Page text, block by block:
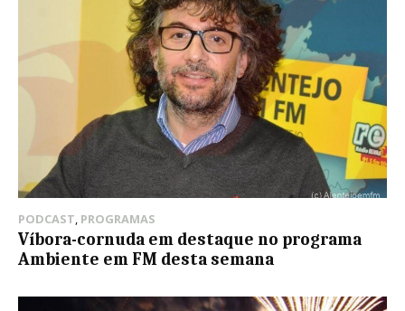
PODCAST, PROGRAMAS
Víbora-cornuda em destaque no programa
Ambiente em FM desta semana